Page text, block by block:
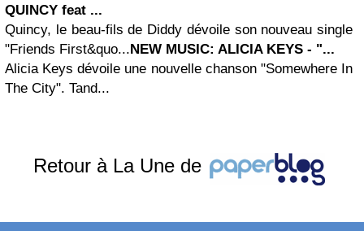
QUINCY feat ...
Quincy, le beau-fils de Diddy dévoile son nouveau single
"Friends First&quo...NEW MUSIC: ALICIA KEYS - "...
Alicia Keys dévoile une nouvelle chanson "Somewhere In
The City". Tand...
Retour à La Une de